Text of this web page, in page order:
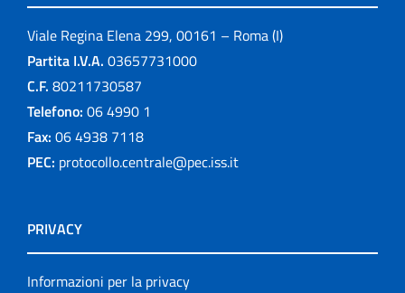
Viale Regina Elena 299, 00161 – Roma (I)
Partita I.V.A. 03657731000
C.F. 80211730587
Telefono: 06 4990 1
Fax: 06 4938 7118
PEC: protocollo.centrale@pec.iss.it
PRIVACY
Informazioni per la privacy